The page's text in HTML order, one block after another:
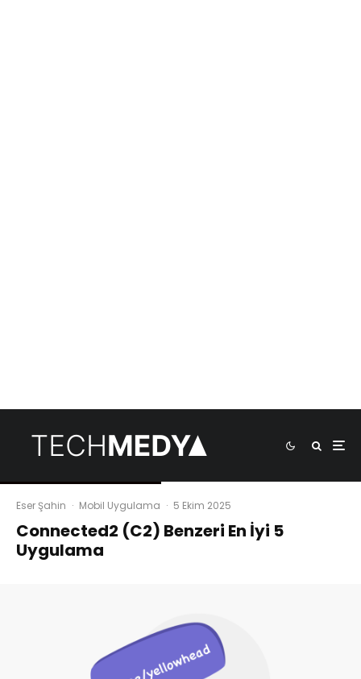
Eser Şahin · Mobil Uygulama · 5 Ekim 2025
Connected2 (C2) Benzeri En İyi 5
Uygulama